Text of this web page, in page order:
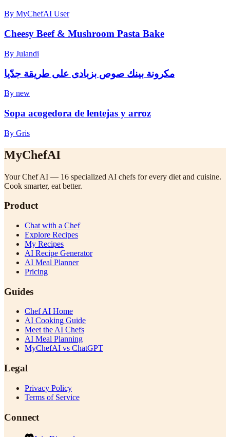
By MyChefAI User
Cheesy Beef & Mushroom Pasta Bake
By Julandi
مكرونة بينك صوص بزبادى على طريقة جدّيا
By new
Sopa acogedora de lentejas y arroz
By Gris
MyChefAI
Your Chef AI — 16 specialized AI chefs for every diet and cuisine.
Cook smarter, eat better.
Product
Chat with a Chef
Explore Recipes
My Recipes
AI Recipe Generator
AI Meal Planner
Pricing
Guides
Chef AI Home
AI Cooking Guide
Meet the AI Chefs
AI Meal Planning
MyChefAI vs ChatGPT
Legal
Privacy Policy
Terms of Service
Connect